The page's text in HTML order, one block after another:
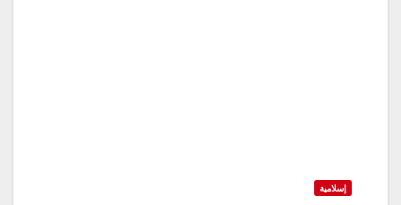
إسلامية